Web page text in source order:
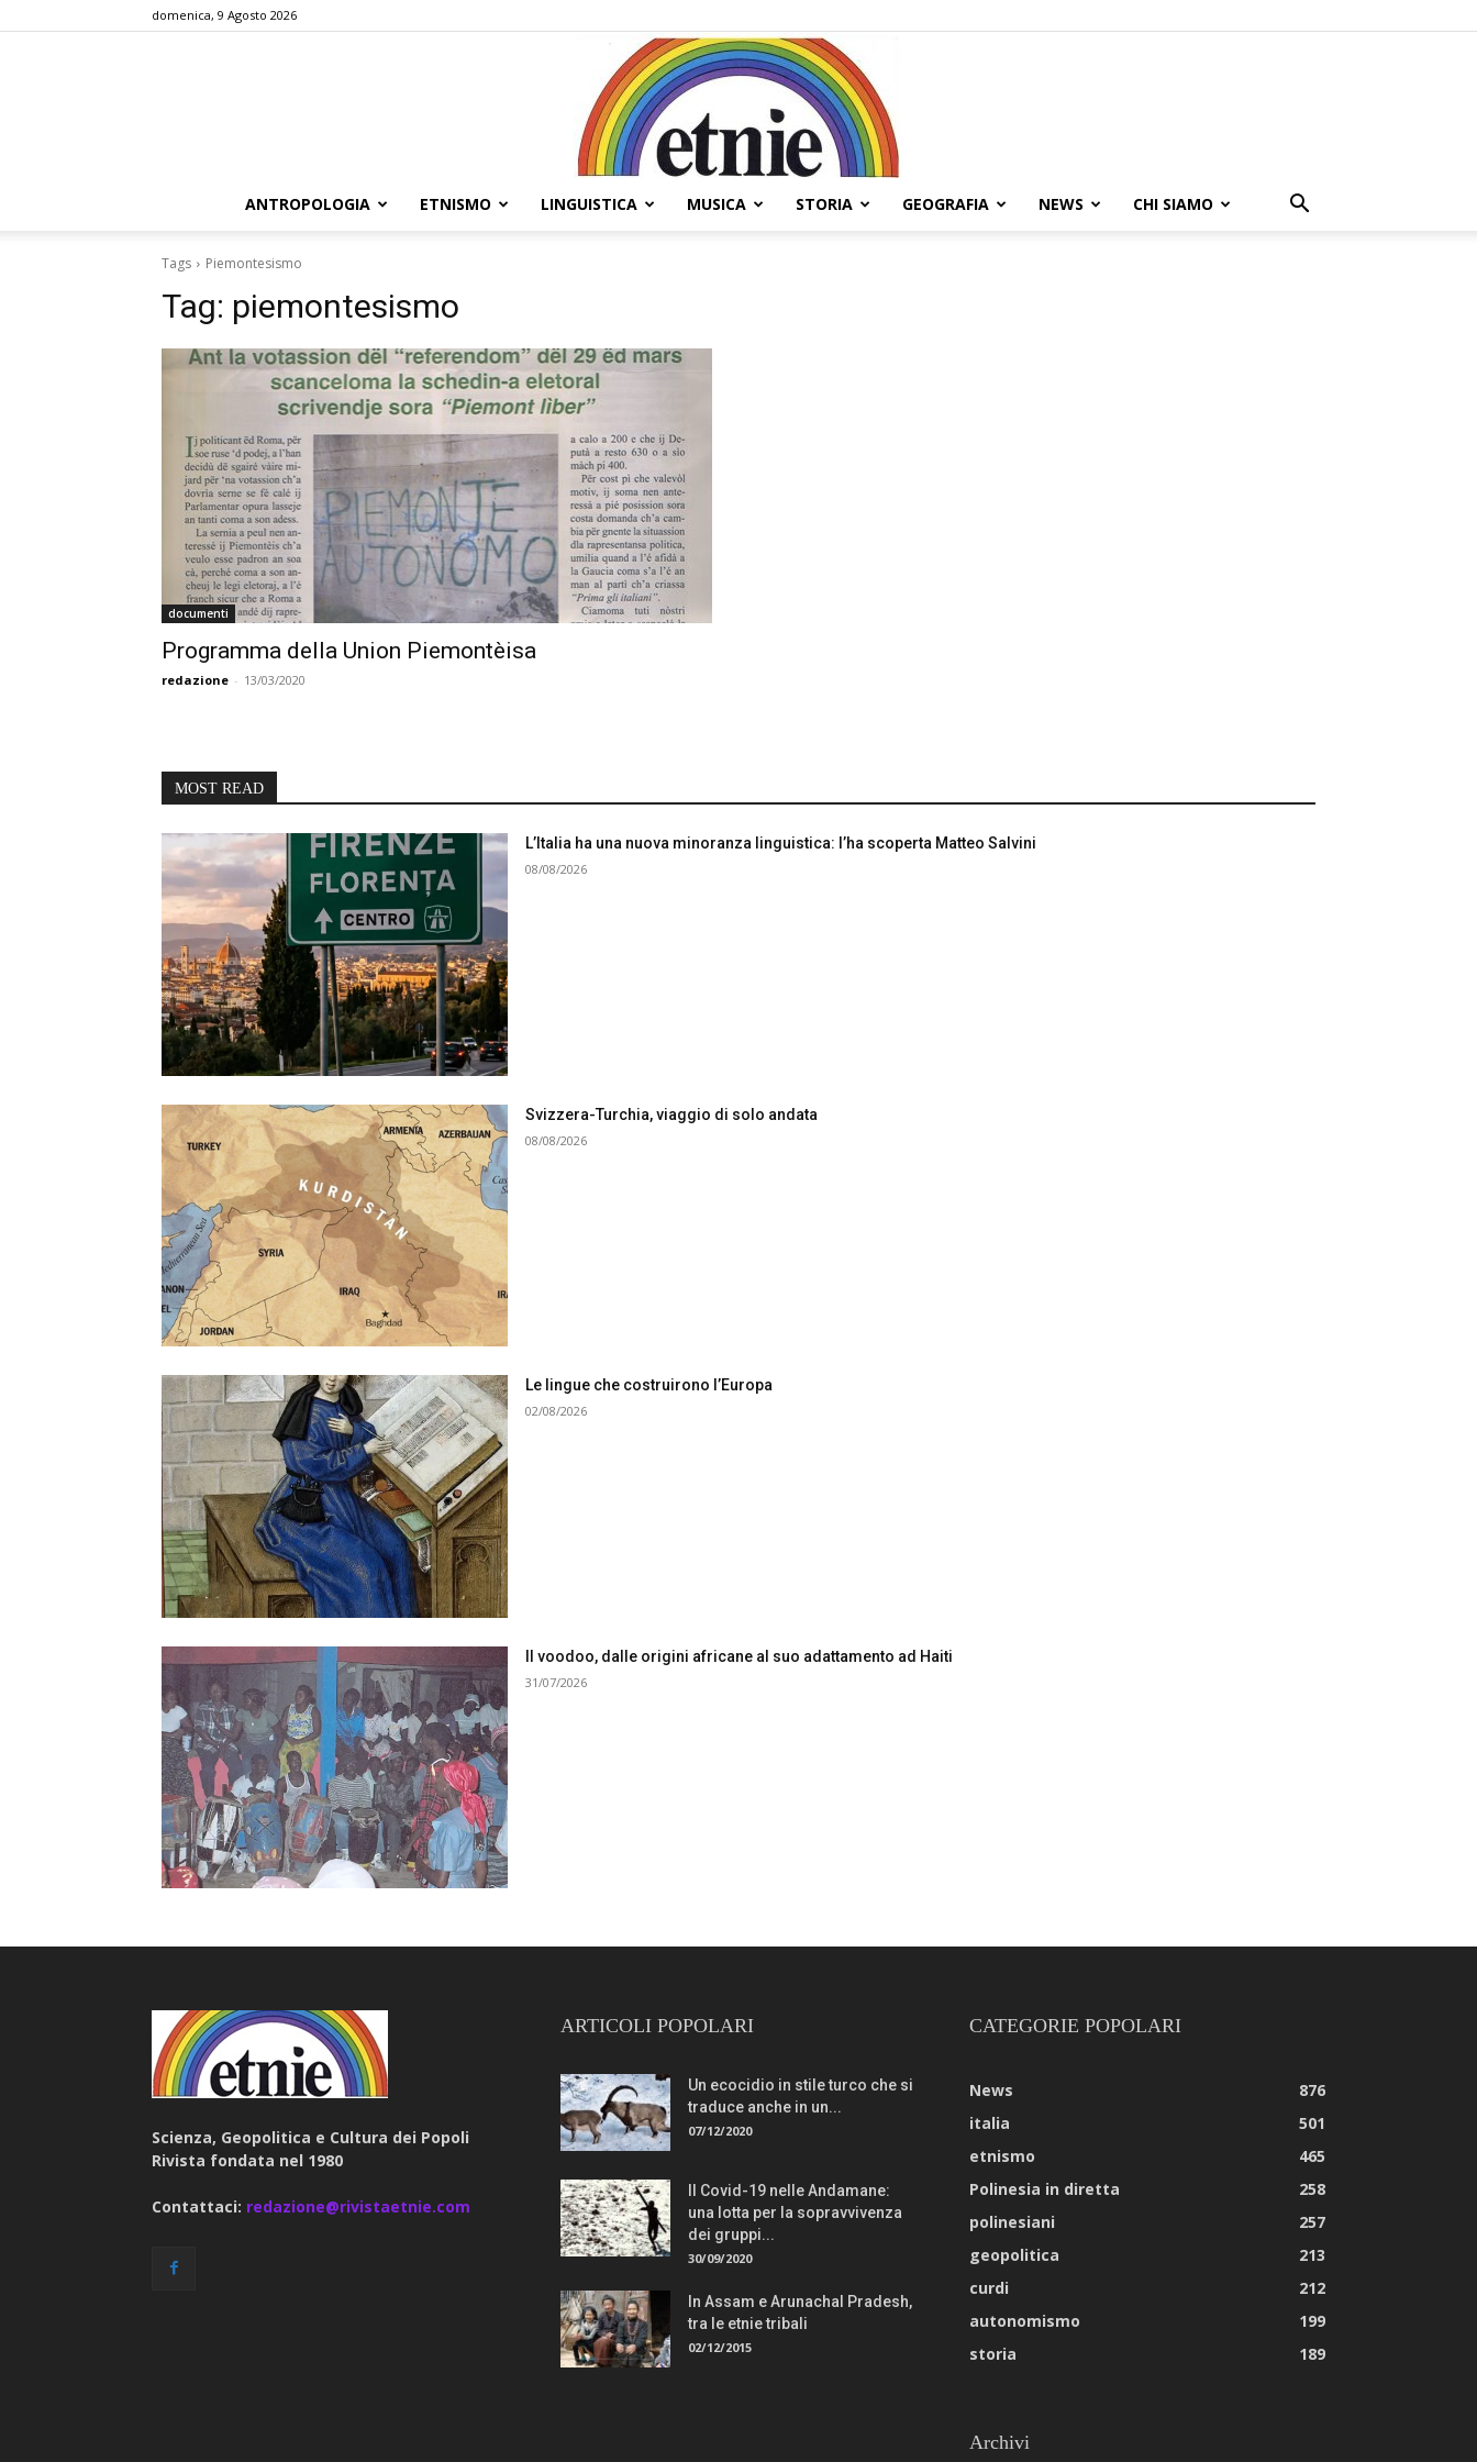
domenica, 9 Agosto 2026
ANTROPOLOGIA ETNISMO LINGUISTICA MUSICA STORIA GEOGRAFIA NEWS CHI SIAMO
Tags Piemontesismo
Tag: piemontesismo
documenti
Programma della Union Piemontèisa
redazione - 13/03/2020
MOST READ
L’Italia ha una nuova minoranza linguistica: l’ha scoperta Matteo Salvini
08/08/2026
Svizzera-Turchia, viaggio di solo andata
08/08/2026
Le lingue che costruirono l’Europa
02/08/2026
Il voodoo, dalle origini africane al suo adattamento ad Haiti
31/07/2026
Scienza, Geopolitica e Cultura dei Popoli
Rivista fondata nel 1980
Contattaci: redazione@rivistaetnie.com
ARTICOLI POPOLARI
Un ecocidio in stile turco che si
traduce anche in un...
07/12/2020
Il Covid-19 nelle Andamane:
una lotta per la sopravvivenza
dei gruppi...
30/09/2020
In Assam e Arunachal Pradesh,
tra le etnie tribali
02/12/2015
CATEGORIE POPOLARI
News
876
italia
501
etnismo
465
Polinesia in diretta
258
polinesiani
257
geopolitica
213
curdi
212
autonomismo
199
storia
189
Archivi